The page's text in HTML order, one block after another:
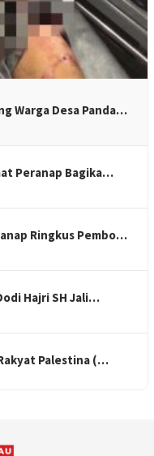
Warga Desa Panda…
Peranap Bagika…
Ringkus Pembo…
Hajri SH Jali…
Palestina (…